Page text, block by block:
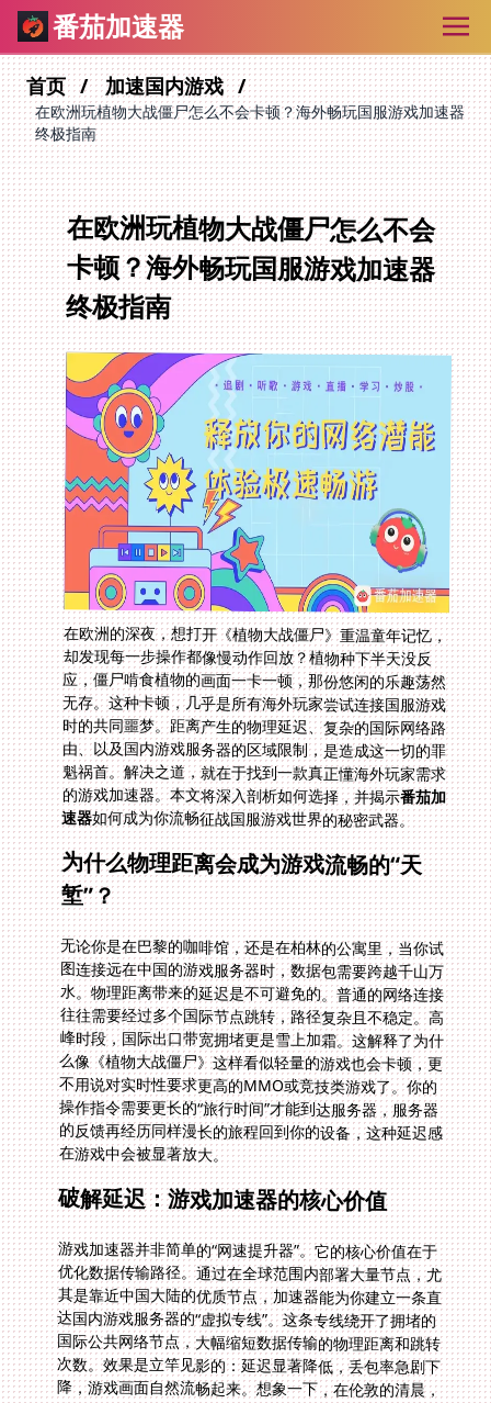
番茄加速器
首页 加速国内游戏
在欧洲玩植物大战僵尸怎么不会卡顿？海外畅玩国服游戏加速器
终极指南
在欧洲玩植物大战僵尸怎么不会
卡顿？海外畅玩国服游戏加速器
终极指南
在欧洲的深夜，想打开《植物大战僵尸》重温童年记忆，
却发现每一步操作都像慢动作回放？植物种下半天没反
应，僵尸啃食植物的画面一卡一顿，那份悠闲的乐趣荡然
无存。这种卡顿，几乎是所有海外玩家尝试连接国服游戏
时的共同噩梦。距离产生的物理延迟、复杂的国际网络路
由、以及国内游戏服务器的区域限制，是造成这一切的罪
魁祸首。解决之道，就在于找到一款真正懂海外玩家需求
的游戏加速器。本文将深入剖析如何选择，并揭示番茄加
速器如何成为你流畅征战国服游戏世界的秘密武器。
为什么物理距离会成为游戏流畅的“天
堑”？
无论你是在巴黎的咖啡馆，还是在柏林的公寓里，当你试
图连接远在中国的游戏服务器时，数据包需要跨越千山万
水。物理距离带来的延迟是不可避免的。普通的网络连接
往往需要经过多个国际节点跳转，路径复杂且不稳定。高
峰时段，国际出口带宽拥堵更是雪上加霜。这解释了为什
么像《植物大战僵尸》这样看似轻量的游戏也会卡顿，更
不用说对实时性要求更高的MMO或竞技类游戏了。你的
操作指令需要更长的“旅行时间”才能到达服务器，服务器
的反馈再经历同样漫长的旅程回到你的设备，这种延迟感
在游戏中会被显著放大。
破解延迟：游戏加速器的核心价值
游戏加速器并非简单的“网速提升器”。它的核心价值在于
优化数据传输路径。通过在全球范围内部署大量节点，尤
其是靠近中国大陆的优质节点，加速器能为你建立一条直
达国内游戏服务器的“虚拟专线”。这条专线绕开了拥堵的
国际公共网络节点，大幅缩短数据传输的物理距离和跳转
次数。效果是立竿见影的：延迟显著降低，丢包率急剧下
降，游戏画面自然流畅起来。想象一下，在伦敦的清晨，
你的豌豆射手能像在国内一样，精准而迅速地击退每一波